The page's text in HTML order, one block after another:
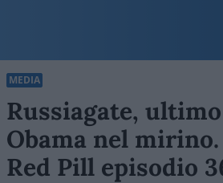
MEDIA
Russiagate,
Obama nel
Red Pill episodio